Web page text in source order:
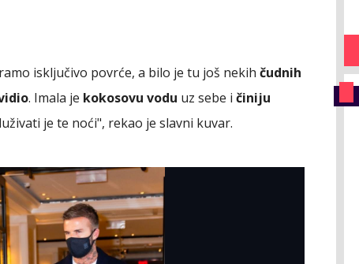
isključivo povrće, a bilo je tu još nekih čudnih
. Imala je kokosovu vodu uz sebe i činiju
je te noći", rekao je slavni kuvar.